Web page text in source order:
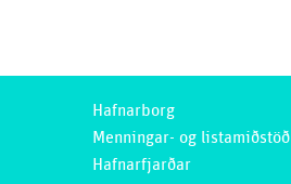
Hafnarborg
Menningar- og listamiðstöð
Hafnarfjarðar